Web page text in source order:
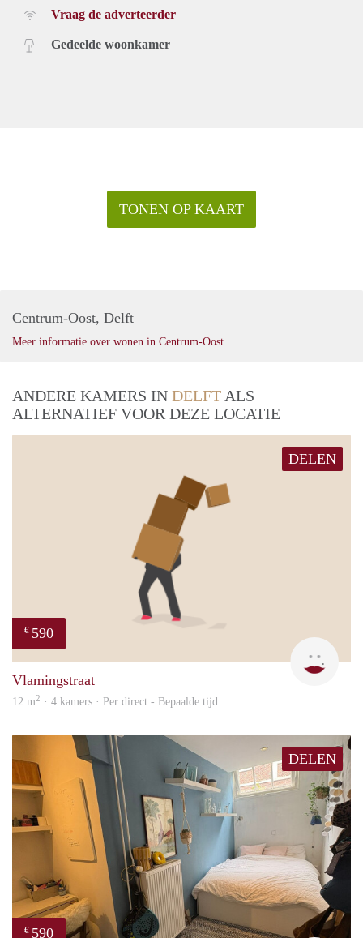
Vraag de adverteerder
Gedeelde woonkamer
TONEN OP KAART
Centrum-Oost, Delft
Meer informatie over wonen in Centrum-Oost
ANDERE KAMERS IN DELFT ALS
ALTERNATIEF VOOR DEZE LOCATIE
DELEN
€ 590
Vlamingstraat
12 m2 · 4 kamers · Per direct - Bepaalde tijd
DELEN
€ 590